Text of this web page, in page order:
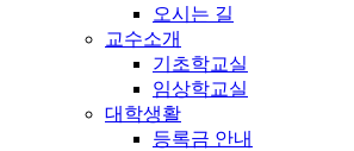
오시는 길
교수소개
기초학교실
임상학교실
대학생활
등록금 안내